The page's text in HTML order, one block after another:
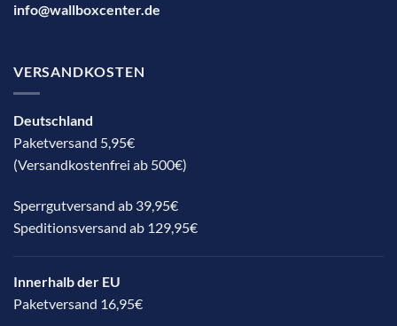
info@wallboxcenter.de
VERSANDKOSTEN
Deutschland
Paketversand 5,95€
(Versandkostenfrei ab 500€)
Sperrgutversand ab 39,95€
Speditionsversand ab 129,95€
Innerhalb der EU
Paketversand 16,95€